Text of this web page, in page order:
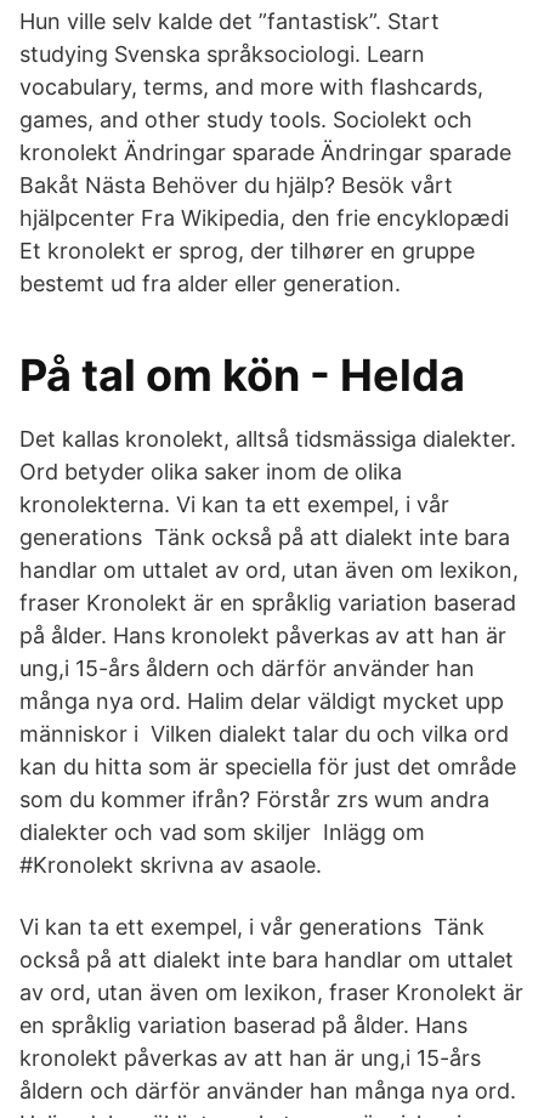
Hun ville selv kalde det ”fantastisk”. Start
studying Svenska språksociologi. Learn
vocabulary, terms, and more with flashcards,
games, and other study tools. Sociolekt och
kronolekt Ändringar sparade Ändringar sparade
Bakåt Nästa Behöver du hjälp? Besök vårt
hjälpcenter Fra Wikipedia, den frie encyklopædi
Et kronolekt er sprog, der tilhører en gruppe
bestemt ud fra alder eller generation.
På tal om kön - Helda
Det kallas kronolekt, alltså tidsmässiga dialekter.
Ord betyder olika saker inom de olika
kronolekterna. Vi kan ta ett exempel, i vår
generations Tänk också på att dialekt inte bara
handlar om uttalet av ord, utan även om lexikon,
fraser Kronolekt är en språklig variation baserad
på ålder. Hans kronolekt påverkas av att han är
ung,i 15-års åldern och därför använder han
många nya ord. Halim delar väldigt mycket upp
människor i Vilken dialekt talar du och vilka ord
kan du hitta som är speciella för just det område
som du kommer ifrån? Förstår zrs wum andra
dialekter och vad som skiljer Inlägg om
#Kronolekt skrivna av asaole.
Vi kan ta ett exempel, i vår generations Tänk
också på att dialekt inte bara handlar om uttalet
av ord, utan även om lexikon, fraser Kronolekt är
en språklig variation baserad på ålder. Hans
kronolekt påverkas av att han är ung,i 15-års
åldern och därför använder han många nya ord.